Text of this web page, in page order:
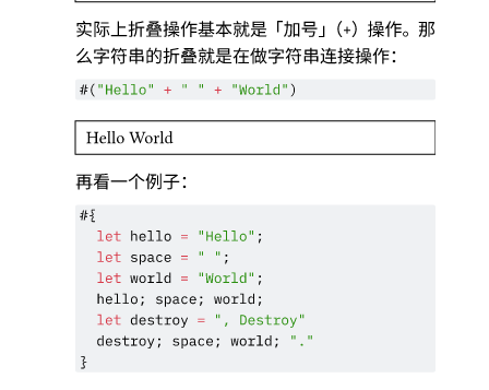
实际上折叠操作基本就是 「 加号」（+） 操作。 那
么字符串的折叠就是在做字符串连接操作：
#( "Hello" + " " + "World")
Hello World
再看一个例子：
#{
let hello = "Hello" ;
let space = " " ;
let world = "World" ;
hello ; space ; world ;
let destroy =
", Destroy"
destroy ; space ; world ;
"."
}